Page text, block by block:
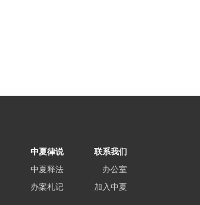
中夏律说
中夏释法
办案札记
联系我们
办公室
加入中夏